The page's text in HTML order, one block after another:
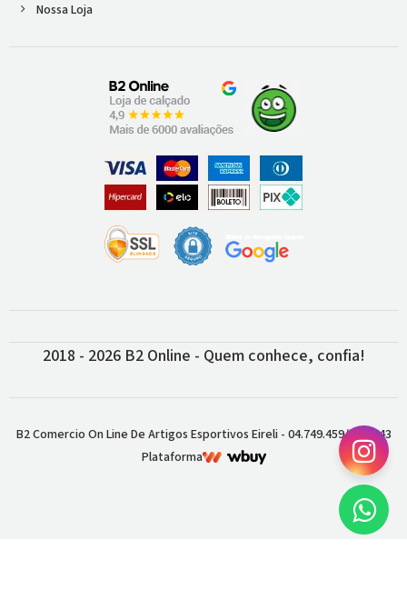
Nossa Loja
2018 - 2026 B2 Online - Quem conhece, confia!
B2 Comercio On Line De Artigos Esportivos Eireli - 04.749.459/0001-43
Plataforma